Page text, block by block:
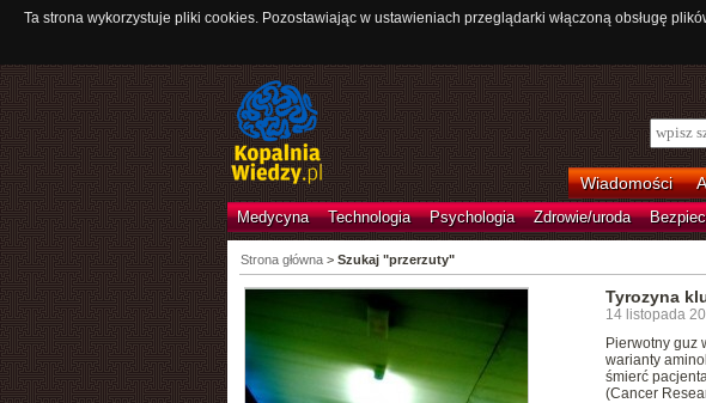
Ta strona wykorzystuje pliki cookies. Pozostawiając w ustawieniach przeglądarki włączoną obsługę
Wiadomości
Medycyna Technologia Psychologia Zdrowie/uroda
Strona główna> Szukaj "przerzuty"
Tyrozyna
14 listopada
Pierwotny guz
warianty
śmierć
(Cancer